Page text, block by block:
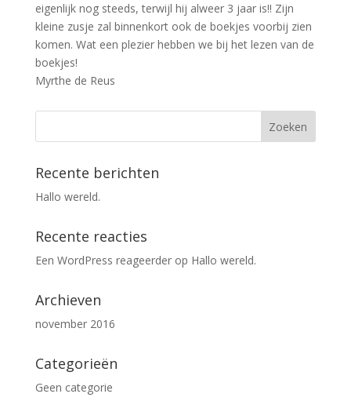
eigenlijk nog steeds, terwijl hij alweer 3 jaar is!! Zijn
kleine zusje zal binnenkort ook de boekjes voorbij zien
komen. Wat een plezier hebben we bij het lezen van de
boekjes!
Myrthe de Reus
Recente berichten
Hallo wereld.
Recente reacties
Een WordPress reageerderop Hallo wereld.
Archieven
november 2016
Categorieën
Geen categorie